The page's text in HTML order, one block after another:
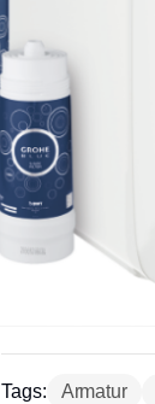
Tags: Armatur